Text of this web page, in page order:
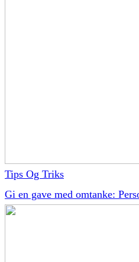
Tips Og Triks
Gi en gave med omtanke: